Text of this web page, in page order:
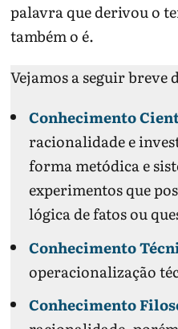
palavra que derivou o
também o é.
Vejamos a seguir breve
Conhecimento
racionalidade e
forma metódica e
experimentos que
lógica de fatos ou
Conhecimento
operacionalização
Conhecimento